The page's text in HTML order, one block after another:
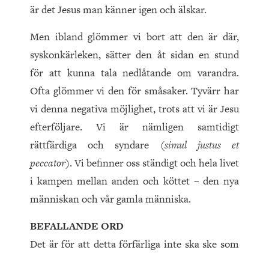
är det Jesus man känner igen och älskar.
Men ibland glömmer vi bort att den är där,
syskonkärleken, sätter den åt sidan en stund
för att kunna tala nedlåtande om varandra.
Ofta glömmer vi den för småsaker. Tyvärr har
vi denna negativa möjlighet, trots att vi är Jesu
efterföljare. Vi är nämligen samtidigt
rättfärdiga och syndare (simul justus et
peccator). Vi befinner oss ständigt och hela livet
i kampen mellan anden och köttet – den nya
människan och vår gamla människa.
BEFALLANDE ORD
Det är för att detta förfärliga inte ska ske som